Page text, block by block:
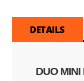
DETAILS
DUO